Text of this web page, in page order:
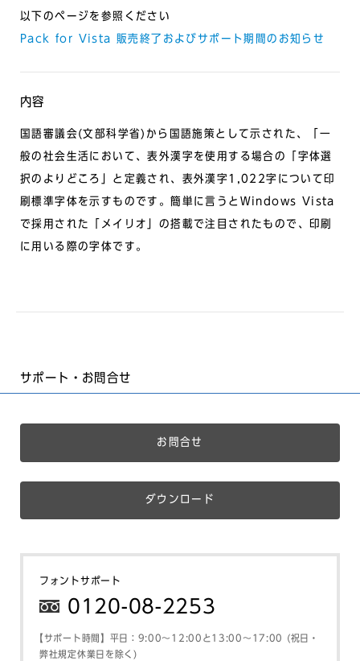
以下のページを参照ください
Pack for Vista 販売終了およびサポート期間のお知らせ
内容
国語審議会(文部科学省)から国語施策として示された、「一
般の社会生活において、表外漢字を使用する場合の「字体選
択のよりどころ」と定義され、表外漢字1,022字について印
刷標準字体を示すものです。簡単に言うとWindows Vista
で採用された「メイリオ」の搭載で注目されたもので、印刷
に用いる際の字体です。
サポート・お問合せ
お問合せ
ダウンロード
フォントサポート
0120-08-2253
【サポート時間】平日：9:00～12:00と13:00～17:00 (祝日・
弊社規定休業日を除く)